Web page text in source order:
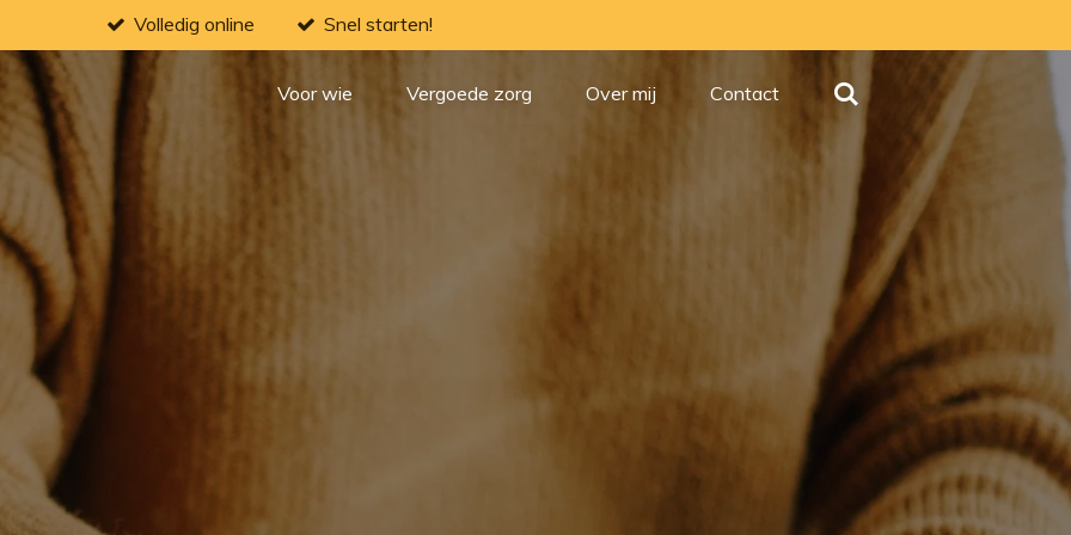
Volledig online Snel starten!
Voor wie Vergoede zorg Over mij Contact